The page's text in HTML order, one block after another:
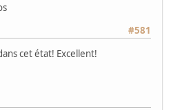
#581
cet état! Excellent!